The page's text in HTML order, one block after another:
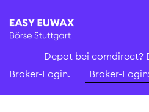
Depot bei comdirect?
Broker-Login.
Broker-Login: